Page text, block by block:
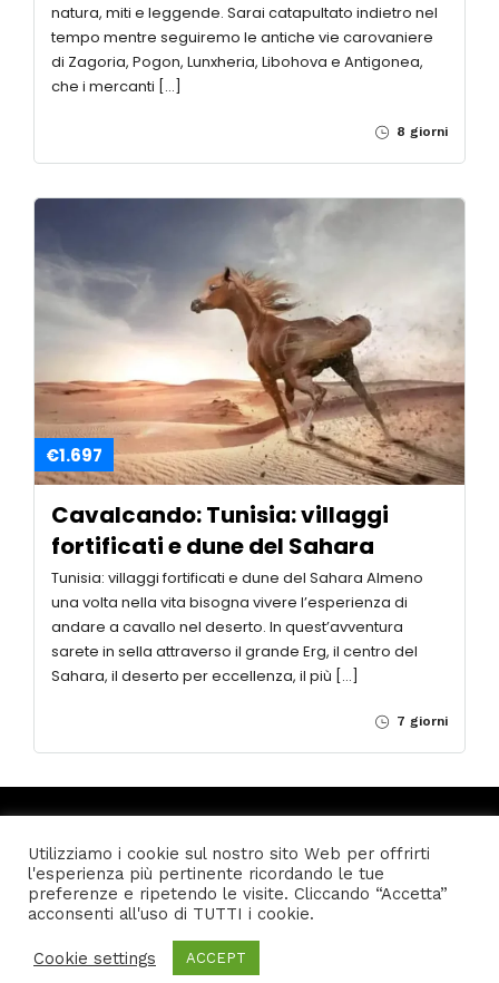
12 UsersOnline
natura, miti e leggende. Sarai catapultato indietro nel
tempo mentre seguiremo le antiche vie carovaniere
di Zagoria, Pogon, Lunxheria, Libohova e Antigonea,
che i mercanti […]
8 giorni
€1.697
Cavalcando: Tunisia: villaggi
fortificati e dune del Sahara
Tunisia: villaggi fortificati e dune del Sahara Almeno
una volta nella vita bisogna vivere l’esperienza di
andare a cavallo nel deserto. In quest’avventura
sarete in sella attraverso il grande Erg, il centro del
Sahara, il deserto per eccellenza, il più […]
7 giorni
© Genovagando Agenzia Viaggi - K4 Media S.a.s. P.I.
Utilizziamo i cookie sul nostro sito Web per offrirti
l'esperienza più pertinente ricordando le tue
preferenze e ripetendo le visite. Cliccando “Accetta”
acconsenti all'uso di TUTTI i cookie.
Cookie settings ACCEPT